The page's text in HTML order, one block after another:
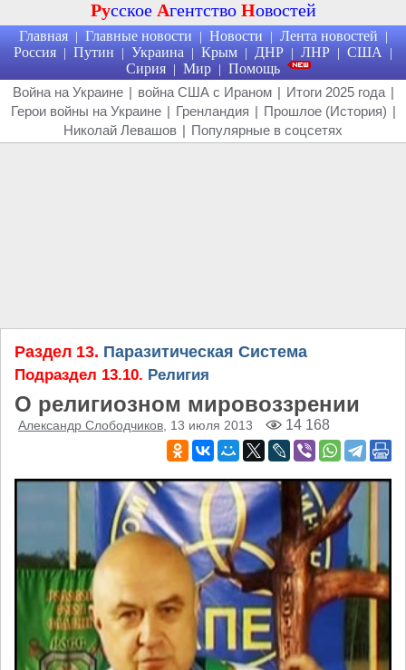
Русское Агентство Новостей
Главная | Главные новости | Новости | Лента новостей |
Россия | Путин | Украина | Крым | ДНР | ЛНР | США |
Сирия | Мир | Помощь
Война на Украине | война США с Ираном | Итоги 2025 года |
Герои войны на Украине | Гренландия | Прошлое (История) |
Николай Левашов | Популярные в соцсетях
Раздел 13. Паразитическая Система
Подраздел 13.10. Религия
О религиозном мировоззрении
Александр Слободчиков , 13 июля 2013 14 168